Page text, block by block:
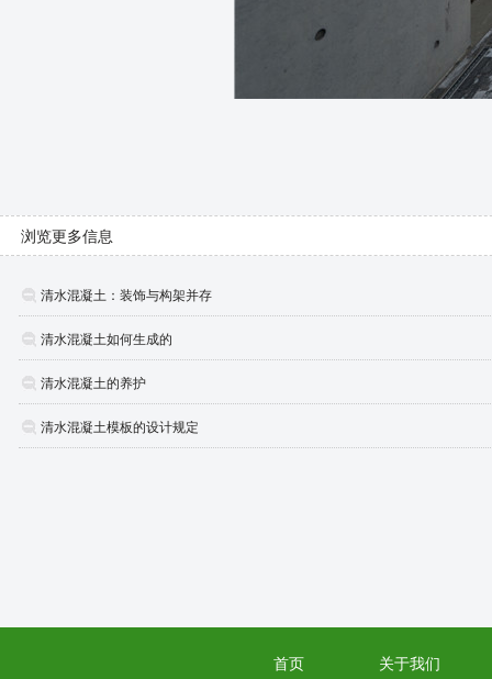
浏览更多信息
清水混凝土：装饰与构架并存
清水混凝土如何生成的
清水混凝土的养护
清水混凝土模板的设计规定
首页 关于我们